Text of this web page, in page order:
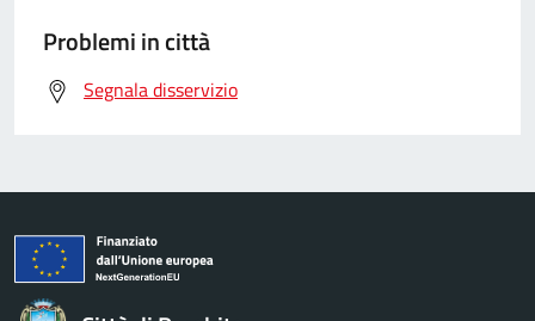
Problemi in città
Segnala disservizio